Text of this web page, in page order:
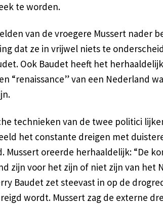
te worden.
van de vroegere Mussert nader
dat ze in vrijwel niets te
Ook Baudet heeft het
“renaissance” van een Nederland
technieken van de twee politici
het constante dreigen met
Mussert oreerde herhaaldelijk: “De
zijn voor het zijn of niet zijn van het
Baudet zet steevast in op de
wordt. Mussert zag de externe